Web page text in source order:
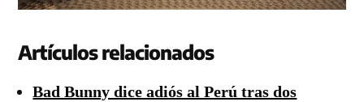
Artículos relacionados
Bad Bunny dice adiós al Perú tras dos